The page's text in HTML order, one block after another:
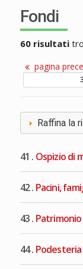
Fondi
60 risultati
pagina
Raffina la
41 . Ospizio di
42 . Pacini,
43 .
44 .